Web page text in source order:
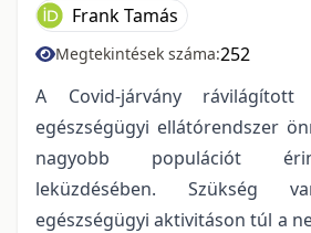
Frank Tamás
Megtekintések száma:252
A Covid-járvány
egészségügyi ellátórendszer
nagyobb populációt
leküzdésében. Szükség
egészségügyi aktivitáson túl a